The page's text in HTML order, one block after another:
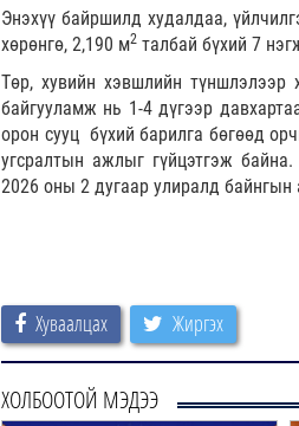
Энэхүү байршилд худалдаа,
хөрөнгө, 2,190 м2 талбай бүхий 7
Төр, хувийн хэвшлийн түншлэлээр
байгууламж нь 1-4 дүгээр
орон сууц бүхий барилга бөгөөд
угсралтын ажлыг гүйцэтгэж
2026 оны 2 дугаар улиралд
Хуваалцах Жиргэх
ХОЛБООТОЙ МЭДЭЭ